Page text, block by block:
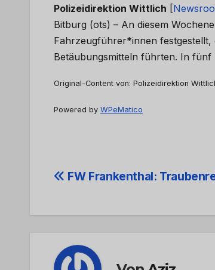
Polizeidirektion Wittlich [
Bitburg (ots) – An diesem
Fahrzeugführer*innen
Betäubungsmitteln führten. In fünf
Original-Content von: Polizeidirektion
Powered by WPeMatico
Beitrags-
FW Frankenthal: